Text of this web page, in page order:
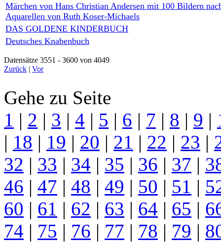
Märchen von Hans Christian Andersen mit 100 Bildern
Aquarellen von Ruth Koser-Michaels
DAS GOLDENE KINDERBUCH
Deutsches Knabenbuch
Datensätze 3551 - 3600 von 4049
Zurück | Vor
Gehe zu Seite
1 | 2 | 3 | 4 | 5 | 6 | 7 | 8 | 9 |
| 18 | 19 | 20 | 21 | 22 | 23 |
32 | 33 | 34 | 35 | 36 | 37 |
46 | 47 | 48 | 49 | 50 | 51 |
60 | 61 | 62 | 63 | 64 | 65 |
74 | 75 | 76 | 77 | 78 | 79 |